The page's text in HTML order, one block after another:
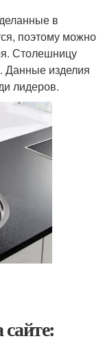
в
поэтому можно
Столешницу
Данные изделия
лидеров.